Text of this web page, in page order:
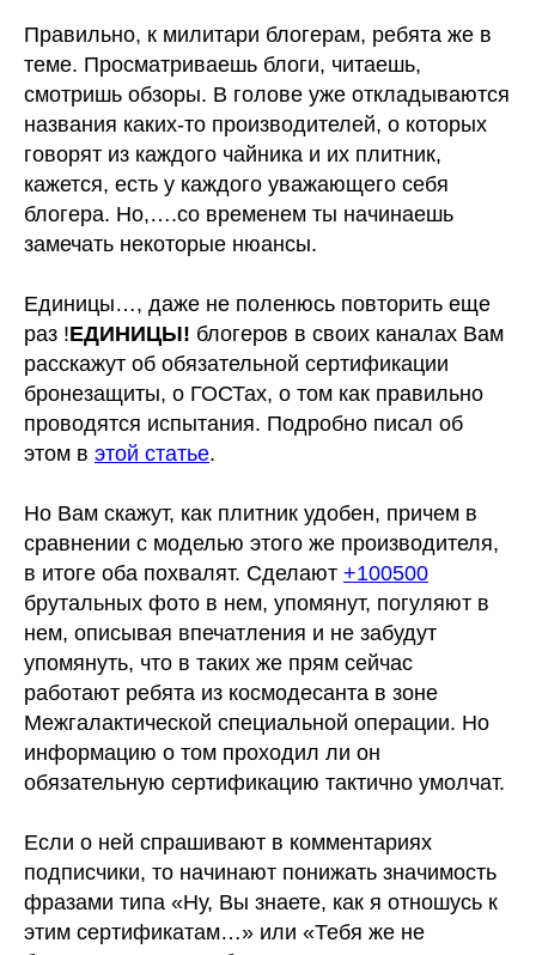
Правильно, к милитари блогерам, ребята же в
теме. Просматриваешь блоги, читаешь,
смотришь обзоры. В голове уже откладываются
названия каких-то производителей, о которых
говорят из каждого чайника и их плитник,
кажется, есть у каждого уважающего себя
блогера. Но,….со временем ты начинаешь
замечать некоторые нюансы.
Единицы…, даже не поленюсь повторить еще
раз !ЕДИНИЦЫ! блогеров в своих каналах Вам
расскажут об обязательной сертификации
бронезащиты, о ГОСТах, о том как правильно
проводятся испытания. Подробно писал об
этом в этой статье.
Но Вам скажут, как плитник удобен, причем в
сравнении с моделью этого же производителя,
в итоге оба похвалят. Сделают +100500
брутальных фото в нем, упомянут, погуляют в
нем, описывая впечатления и не забудут
упомянуть, что в таких же прям сейчас
работают ребята из космодесанта в зоне
Межгалактической специальной операции. Но
информацию о том проходил ли он
обязательную сертификацию тактично умолчат.
Если о ней спрашивают в комментариях
подписчики, то начинают понижать значимость
фразами типа «Ну, Вы знаете, как я отношусь к
этим сертификатам…» или «Тебя же не